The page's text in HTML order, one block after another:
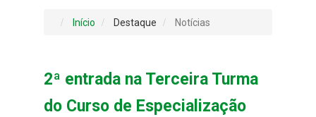
Início Destaque Notícias
2ª entrada na Terceira Turma
do Curso de Especialização